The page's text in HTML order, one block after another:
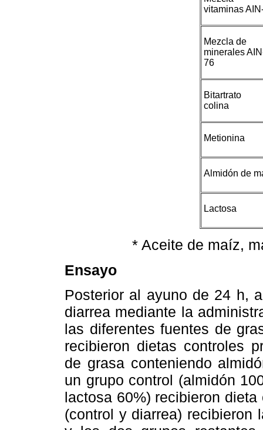
vitaminas
Mezcla de
minerales
76
Bitartrato
colina
Metionina
Almidón de
Lactosa
* Aceite de maíz,
Ensayo
Posterior al ayuno de 24 h,
diarrea mediante la
las diferentes fuentes de
recibieron dietas controles
de grasa conteniendo
un grupo control (almidón
lactosa 60%) recibieron
(control y diarrea) recibieron